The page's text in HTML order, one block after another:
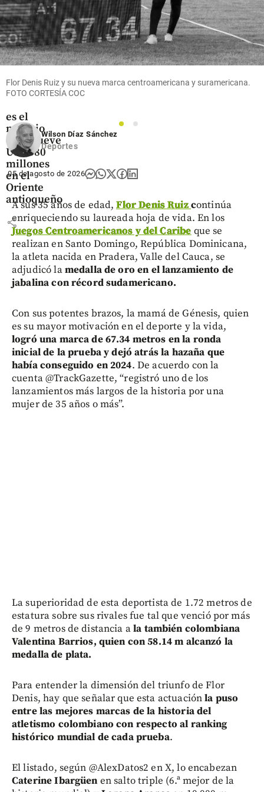
Oriente
Antioqueño
Flores que
cruzan el
es el
negocio
que mueve
US$ 380
millones
en el
Oriente
antioqueño
share
Flor Denis Ruiz y su nueva marca centroamericana y suramericana.
FOTO CORTESÍA COC
1
2
Wilson Díaz Sánchez
Deportes
05 de agosto de 2026
A sus 35 años de edad,Flor Denis Ruizcontinúa
enriqueciendo su laureada hoja de vida. En los
Juegos Centroamericanos y del Caribe que se
realizan en Santo Domingo, República Dominicana,
la atleta nacida en Pradera, Valle del Cauca, se
adjudicó lamedalla de oro en el lanzamiento de
jabalina con récord sudamericano.
Con sus potentes brazos, la mamá de Génesis, quien
es su mayor motivación en el deporte y la vida,
logró una marca de 67.34 metros en la ronda
inicial de la prueba y dejó atrás la hazaña que
había conseguido en 2024. De acuerdo con la
cuenta @TrackGazette, “registró uno de los
lanzamientos más largos de la historia por una
mujer de 35 años o más”.
La superioridad de esta deportista de 1.72 metros de
estatura sobre sus rivales fue tal que venció por más
de 9 metros de distancia ala también colombiana
Valentina Barrios, quien con 58.14 m alcanzó la
medalla de plata.
Para entender la dimensión del triunfo de Flor
Denis, hay que señalar que esta actuaciónla puso
entre las mejores marcas de la historia del
atletismo colombiano con respecto al ranking
histórico mundial de cada prueba.
El listado, según @AlexDatos2 en X, lo encabezan
Caterine Ibargüen en salto triple (6.ª mejor de la